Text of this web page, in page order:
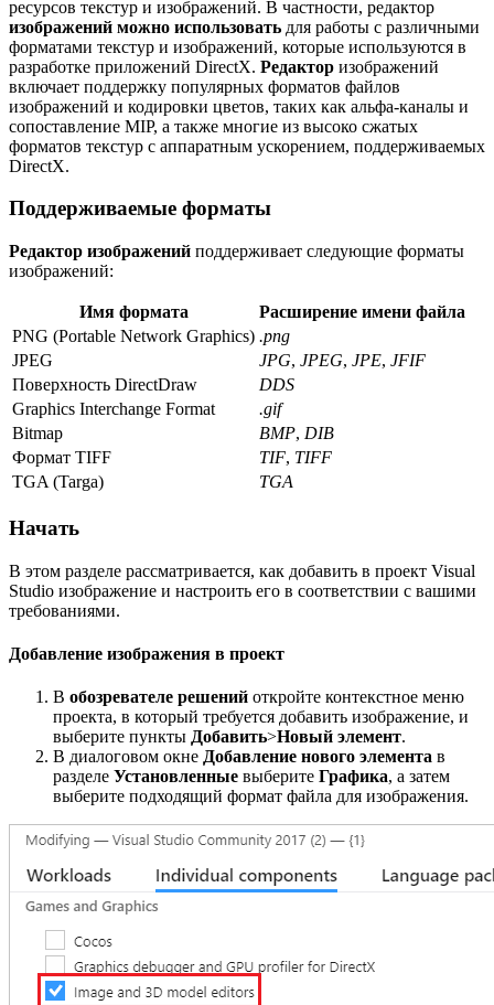
ресурсов текстур и изображений. В частности, редактор
изображений можно использовать для работы с различными
форматами текстур и изображений, которые используются в
разработке приложений DirectX. Редактор изображений
включает поддержку популярных форматов файлов
изображений и кодировки цветов, таких как альфа-каналы и
сопоставление MIP, а также многие из высоко сжатых
форматов текстур с аппаратным ускорением, поддерживаемых
DirectX.
Поддерживаемые форматы
Редактор изображений поддерживает следующие форматы
изображений:
Имя формата
Расширение имени файла
PNG (Portable Network Graphics) .png
JPEG
JPG, JPEG, JPE, JFIF
Поверхность DirectDraw
DDS
Graphics Interchange Format
.gif
Bitmap
BMP, DIB
Формат TIFF
TIF, TIFF
TGA (Targa)
TGA
Начать
В этом разделе рассматривается, как добавить в проект Visual
Studio изображение и настроить его в соответствии с вашими
требованиями.
Добавление изображения в проект
В обозревателе решений откройте контекстное меню
проекта, в который требуется добавить изображение, и
выберите пункты Добавить>Новый элемент.
В диалоговом окне Добавление нового элемента в
разделе Установленные выберите Графика, а затем
выберите подходящий формат файла для изображения.